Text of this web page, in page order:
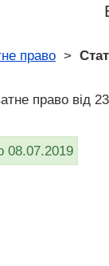
право >
право від
08.07.2019